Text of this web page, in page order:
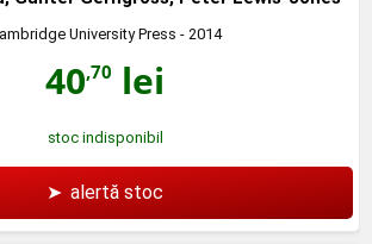
University Press - 2014
40,70 lei
stoc indisponibil
➤ alertă stoc